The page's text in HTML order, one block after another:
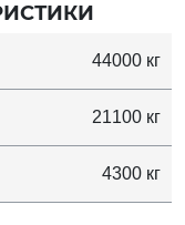
44000 кг
21100 кг
4300 кг